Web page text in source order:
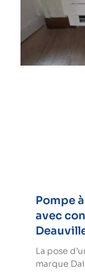
Pompe
avec
La pose
marque